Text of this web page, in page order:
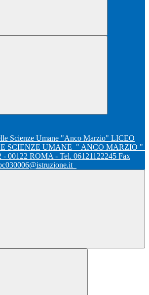
LICEO
SCIENZE UMANE " ANCO MARZIO "
- 00122 ROMA - Tel. 06121122245 Fax